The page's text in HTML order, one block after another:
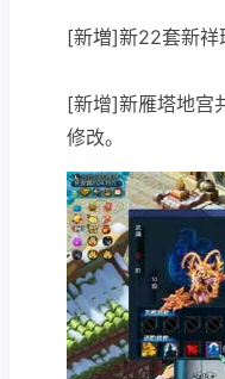
[新増]新22套新祥
[新增]新雁塔地宫
修改。